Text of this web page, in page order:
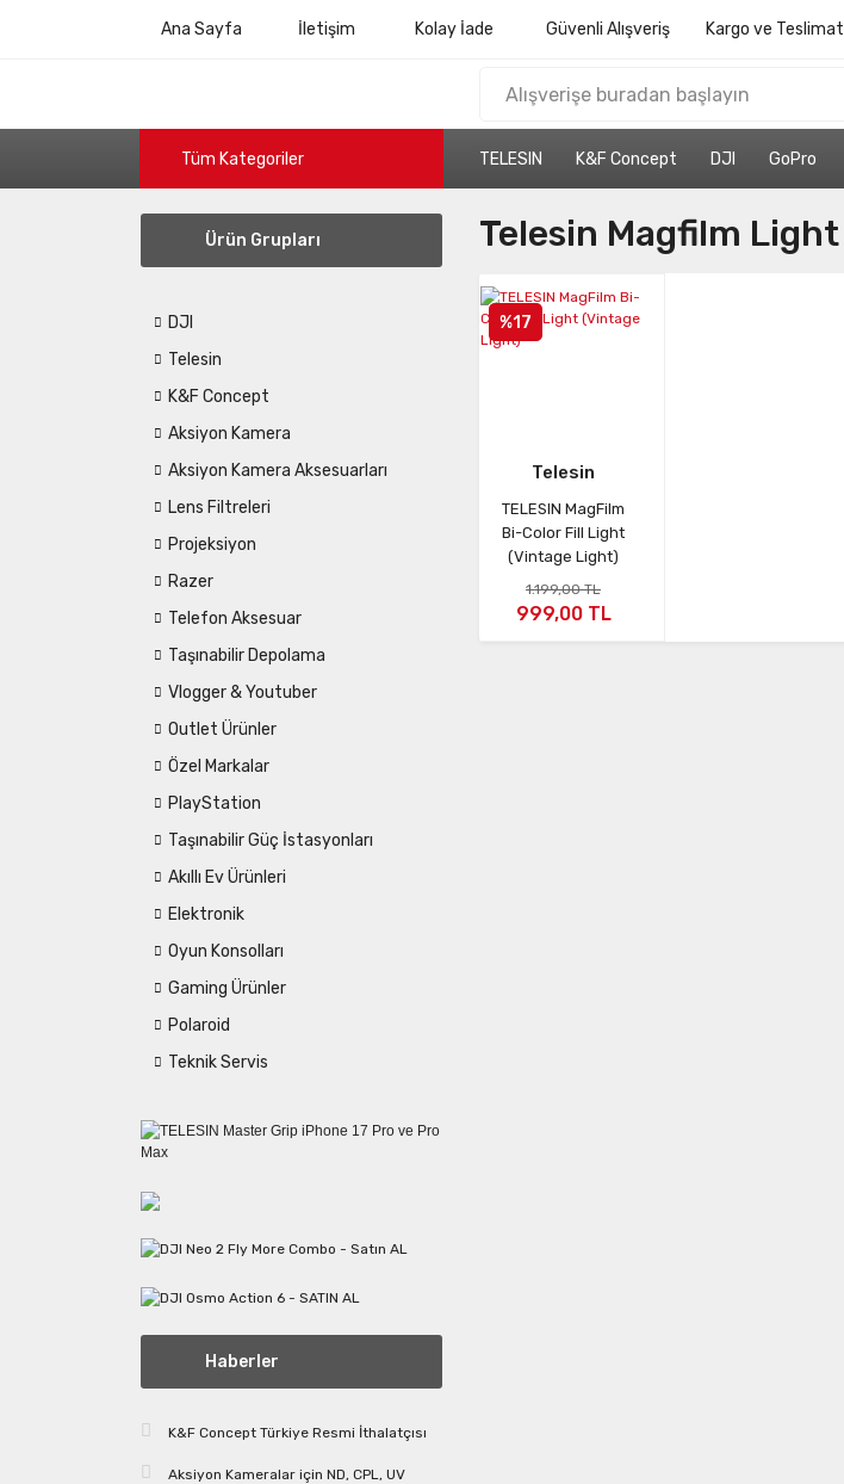
Ana Sayfa İletişim Kolay İade Güvenli Alışveriş Kargo ve Teslimat
Tüm Kategoriler TELESIN K&F Concept DJI GoPro
Ürün Grupları
DJI
Telesin
K&F Concept
Aksiyon Kamera
Aksiyon Kamera Aksesuarları
Lens Filtreleri
Projeksiyon
Razer
Telefon Aksesuar
Taşınabilir Depolama
Vlogger & Youtuber
Outlet Ürünler
Özel Markalar
PlayStation
Taşınabilir Güç İstasyonları
Akıllı Ev Ürünleri
Elektronik
Oyun Konsolları
Gaming Ürünler
Polaroid
Teknik Servis
Haberler
K&F Concept Türkiye Resmi İthalatçısı
Aksiyon Kameralar için ND, CPL, UV
Telesin Magfilm Light
%17
Telesin
TELESIN MagFilm
Bi-Color Fill Light
(Vintage Light)
1.199,00 TL
999,00 TL